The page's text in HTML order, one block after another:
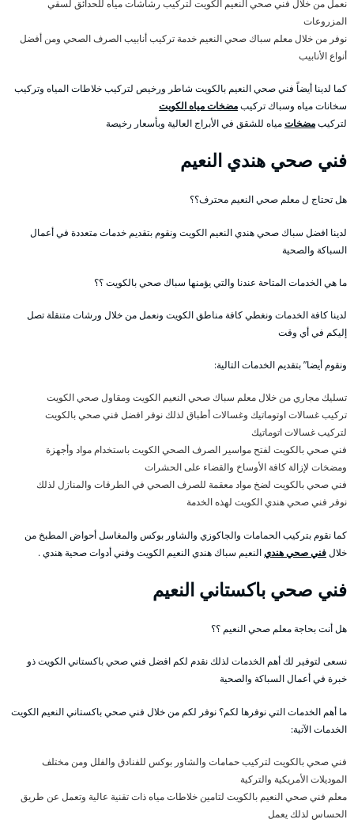
نعمل من خلال فني صحي النعيم الكويت لتركيب رشاشات مياه للحدائق لسقي
المزروعات
نوفر من خلال معلم سباك صحي النعيم خدمة تركيب أنابيب الصرف الصحي ومن أفضل
أنواع الأنابيب
كما لدينا أيضاً فني صحي النعيم بالكويت شاطر ورخيص لتركيب خلاطات المياه وتركيب
سخانات مياه وسباك تركيبمضخات مياه الكويت
لتركيبمضخاتمياه للشقق في الأبراج العالية وبأسعار رخيصة
فني صحي هندي النعيم
هل تحتاج ل معلم صحي النعيم محترف؟؟
لدينا افضل سباك صحي هندي النعيم الكويت ونقوم بتقديم خدمات متعددة في أعمال
السباكة والصحية
ما هي الخدمات المتاحة عندنا والتي يؤمنها سباك صحي بالكويت ؟؟
لدينا كافة الخدمات ونغطي كافة مناطق الكويت ونعمل من خلال ورشات متنقلة تصل
إليكم في أي وقت
ونقوم أيضا” بتقديم الخدمات التالية:
تسليك مجاري من خلال معلم سباك صحي النعيم الكويت ومقاول صحي الكويت
تركيب غسالات اوتوماتيك وغسالات أطباق لذلك نوفر افضل فني صحي بالكويت
لتركيب غسالات اتوماتيك
فني صحي بالكويت لفتح مواسير الصرف الصحي الكويت باستخدام مواد وأجهزة
ومضخات لإزالة كافة الأوساخ والقضاء على الحشرات
فني صحي بالكويت لضخ مواد معقمة للصرف الصحي في الطرقات والمنازل لذلك
نوفر فني صحي هندي الكويت لهذه الخدمة
كما نقوم بتركيب الحمامات والجاكوزي والشاور بوكس والمغاسل أحواض المطبخ من
خلالفني صحي هنديالنعيم سباك هندي النعيم الكويت وفني أدوات صحية هندي .
فني صحي باكستاني النعيم
هل أنت بحاجة معلم صحي النعيم ؟؟
نسعى لتوفير لك أهم الخدمات لذلك نقدم لكم افضل فني صحي باكستاني الكويت ذو
خبرة في أعمال السباكة والصحية
ما أهم الخدمات التي نوفرها لكم؟ نوفر لكم من خلال فني صحي باكستاني النعيم الكويت
الخدمات الآتية:
فني صحي بالكويت لتركيب حمامات والشاور بوكس للفنادق والفلل ومن مختلف
الموديلات الأمريكية والتركية
معلم فني صحي النعيم بالكويت لتامين خلاطات مياه ذات تقنية عالية وتعمل عن طريق
الحساس لذلك يعمل